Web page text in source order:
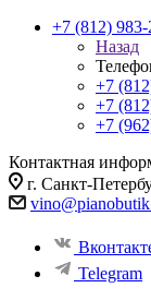
+7 (812)
Назад
+7
+7
+7
Контактная
г. Санкт-
Telegram